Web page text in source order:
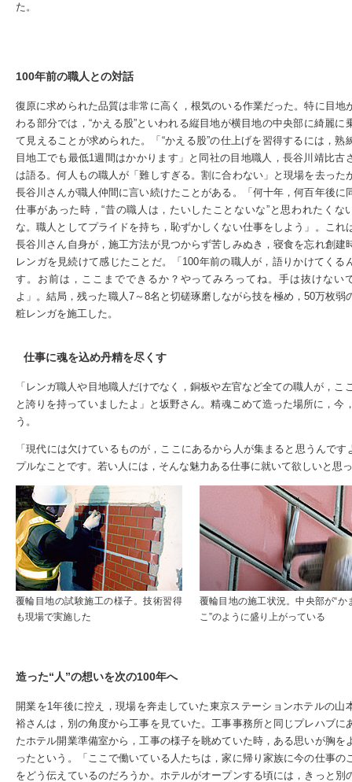
た。
100年前の職人との対話
復原に求められた品質は非常に高く，根気のいる作業だった。特に目地
わる部分では，“かえる股”といわれる縦目地が横目地の中央部に綺麗に
て見えることが求められた。「“かえる股”の仕上げを習得するには，熟
目地工でも最低1週間はかかります」と同社の目地職人，長谷川靖比古
は語る。何人もの職人が「難しすぎる。割に合わない」と現場を去った
長谷川さんが職人仲間に言い続けたことがある。「何十年，何百年後に
仕事があった時，“昔の職人は，たいしたことないな”と思われたくな
な。職人としてプライドを持ち，恥ずかしくない仕事をしよう」。これ
長谷川さん自身が，施工方法が見つからず苦しみぬき，寝食を忘れ創建
レンガを見続けて感じたことだ。「100年前の職人が，語りかけてくる
す。お前は，ここまでできるか？やってみろってね。手は抜けない
よ」。結局，残った職人7～8名と切磋琢磨しながら技を極め，50万枚弱
粧レンガを施工した。
仕事に魂を込め丹精を尽くす
「レンガ職人や目地職人だけでなく，銅板や左官など全ての職人が，
と誇りを持っていましたよ」と坂野さん。精魂こめて造った場所に，今
う。
「現代には欠けているものが，ここにあるから人が集まると思うんで
プルなことです。若い人には，そんな魅力ある仕事に就いて欲しいと思
覆輪目地の試験施工の様子。技術習得
も現場で実施した
覆輪目地の施工状況。中央部が“か
こ”のように盛り上がっている
造った“人”の想いを次の100年へ
開業を1年後に控え，現場を奔走していた東京ステーションホテルの山
裕さんは，別の角度から工事を見ていた。工事事務所と同じプレハブに
たホテル開業準備室から，工事の様子を眺めていた時，ある思いが胸を
ったという。「ここで働いている人たちは，家に帰り家族に今の仕事の
をどう伝えているのだろうか。ホテルがオープンする頃には，きっと別